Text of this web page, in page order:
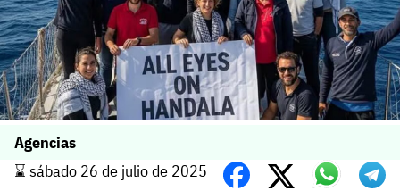
Agencias
⌛️ sábado 26 de julio de 2025